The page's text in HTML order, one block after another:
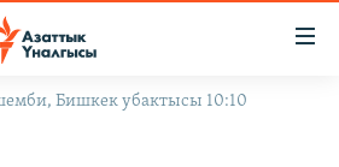
Бишкек убактысы 10:10